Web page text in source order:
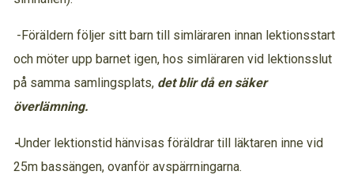
-Föräldern följer sitt barn till simläraren innan lektionsstart
och möter upp barnet igen, hos simläraren vid lektionsslut
på samma samlingsplats, det blir då en säker
-Under lektionstid hänvisas föräldrar till läktaren inne vid
25m bassängen, ovanför avspärrningarna.